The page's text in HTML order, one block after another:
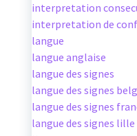
interpretation
interpretation de
langue
langue anglaise
langue des signes
langue des signes
langue des signes
langue des signes lille